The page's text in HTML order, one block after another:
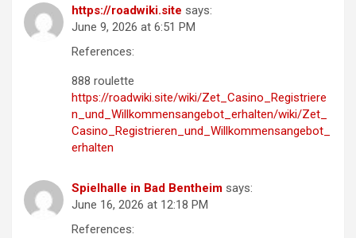
https://roadwiki.site says:
June 9, 2026 at 6:51 PM
References:
888 roulette
https://roadwiki.site/wiki/Zet_Casino_Registriere
n_und_Willkommensangebot_erhalten/wiki/Zet_
Casino_Registrieren_und_Willkommensangebot_
erhalten
Spielhalle in Bad Bentheim says:
June 16, 2026 at 12:18 PM
References: